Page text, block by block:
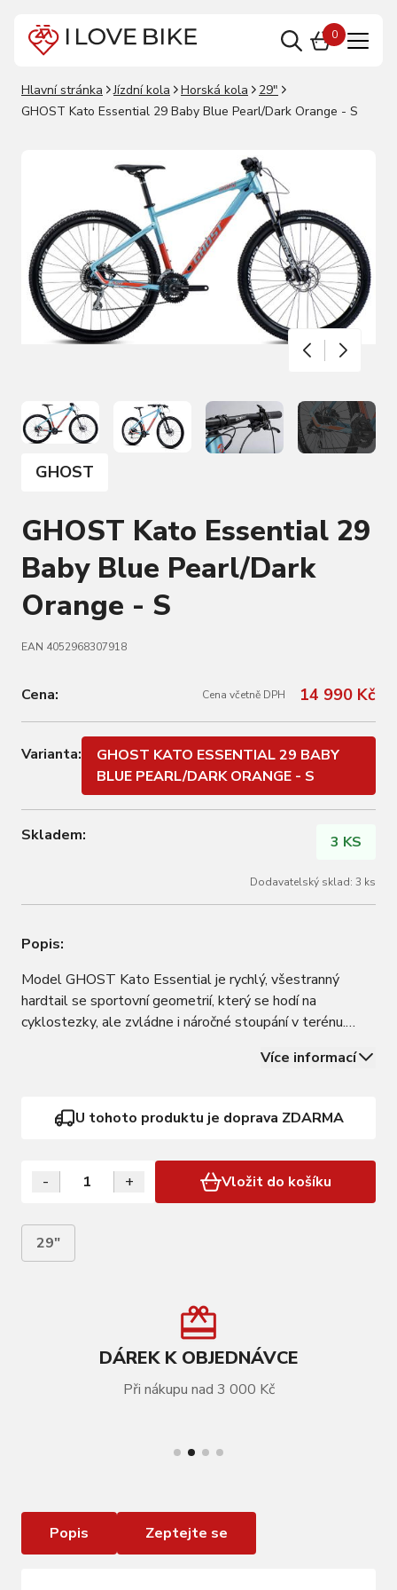
0
Hlavní stránka Jízdní kola Horská kola
29"
GHOST Kato Essential 29 Baby Blue Pearl/Dark Orange - S
GHOST
GHOST Kato Essential 29
Baby Blue Pearl/Dark
Orange - S
EAN 4052968307918
Cena: Cena včetně DPH 14 990 Kč
Varianta:
GHOST KATO ESSENTIAL 29 BABY
BLUE PEARL/DARK ORANGE - S
Skladem: 3 KS
Dodavatelský sklad: 3 ks
Popis:
Model GHOST Kato Essential je rychlý, všestranný
hardtail se sportovní geometrií, který se hodí na
cyklostezky, ale zvládne i náročné stoupání v terénu.
Blaze se zdvihem 100 mm, spolehlivými hydraulickými
Více informací
U tohoto produktu je doprava ZDARMA
- + Vložit do košíku
29"
DÁREK K OBJEDNÁVCE
Při nákupu nad 3 000 Kč
GHOST Kato Essential 29 Baby Blue Pearl/Dark
Popis Zeptejte se